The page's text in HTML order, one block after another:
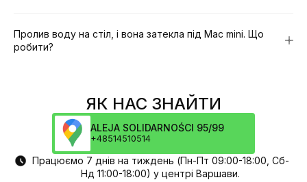
Пролив воду на стіл, і вона затекла під Mac mini. Що
робити?
ЯК НАС ЗНАЙТИ
ALEJA SOLIDARNOŚCI 95/99
+48514510514
Працюємо 7 днів на тиждень (Пн-Пт 09:00-18:00, Сб-
Нд 11:00-18:00) у центрі Варшави.